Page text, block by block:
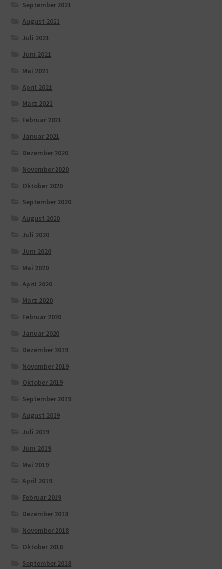
September 2021
August 2021
Juli 2021
Juni 2021
Mai 2021
April 2021
März 2021
Februar 2021
Januar 2021
Dezember 2020
November 2020
Oktober 2020
September 2020
August 2020
Juli 2020
Juni 2020
Mai 2020
April 2020
März 2020
Februar 2020
Januar 2020
Dezember 2019
November 2019
Oktober 2019
September 2019
August 2019
Juli 2019
Juni 2019
Mai 2019
April 2019
Februar 2019
Dezember 2018
November 2018
Oktober 2018
September 2018